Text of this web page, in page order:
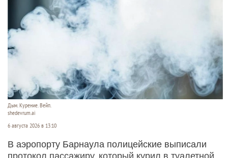
Дым. Курение. Вейп.
shedevrum.ai
6 августа 2026 в 13:10
В аэропорту Барнаула полицейские выписали
протокол пассажиру, который курил в туалетной